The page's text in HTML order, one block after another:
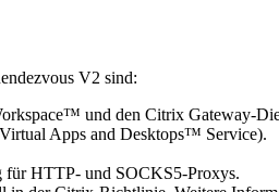
V2 sind:
und den Citrix Gateway-
Apps and Desktops™ Service).
für HTTP- und SOCKS5-Proxys.